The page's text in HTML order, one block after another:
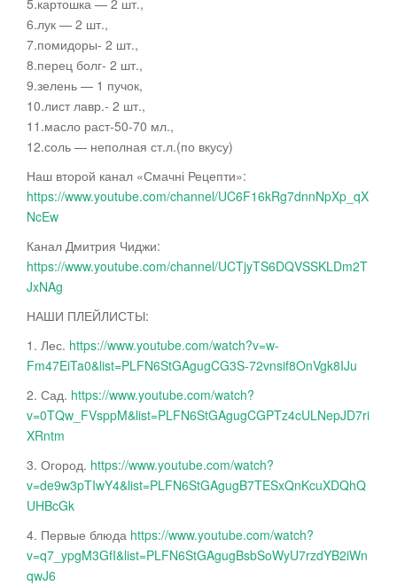
5.картошка — 2 шт.,
6.лук — 2 шт.,
7.помидоры- 2 шт.,
8.перец болг- 2 шт.,
9.зелень — 1 пучок,
10.лист лавр.- 2 шт.,
11.масло раст-50-70 мл.,
12.соль — неполная ст.л.(по вкусу)
Наш второй канал «Смачні Рецепти»:
https://www.youtube.com/channel/UC6F16kRg7dnnNpXp_qX
NcEw
Канал Дмитрия Чиджи:
https://www.youtube.com/channel/UCTjyTS6DQVSSKLDm2T
JxNAg
НАШИ ПЛЕЙЛИСТЫ:
1. Лес. https://www.youtube.com/watch?v=w-
Fm47EiTa0&list=PLFN6StGAgugCG3S-72vnsif8OnVgk8IJu
2. Сад. https://www.youtube.com/watch?
v=0TQw_FVsppM&list=PLFN6StGAgugCGPTz4cULNepJD7ri
XRntm
3. Огород. https://www.youtube.com/watch?
v=de9w3pTIwY4&list=PLFN6StGAgugB7TESxQnKcuXDQhQ
UHBcGk
4. Первые блюда https://www.youtube.com/watch?
v=q7_ypgM3GfI&list=PLFN6StGAgugBsbSoWyU7rzdYB2iWn
qwJ6